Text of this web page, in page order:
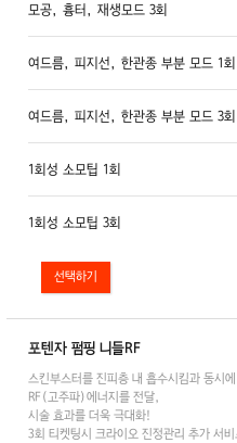
모공, 흉터, 재생모드 3회
여드름, 피지선, 한관종 부분 모드 1회
여드름, 피지선, 한관종 부분 모드 3회
1회성 소모팁 1회
1회성 소모팁 3회
포텐자 펌핑 니들RF
스킨부스터를 진피층 내 흡수시킴과 동시에
RF(고주파)에너지를 전달,
시술 효과를 더욱 극대화!
3회 티켓팅시 크라이오 진정관리 추가 서비